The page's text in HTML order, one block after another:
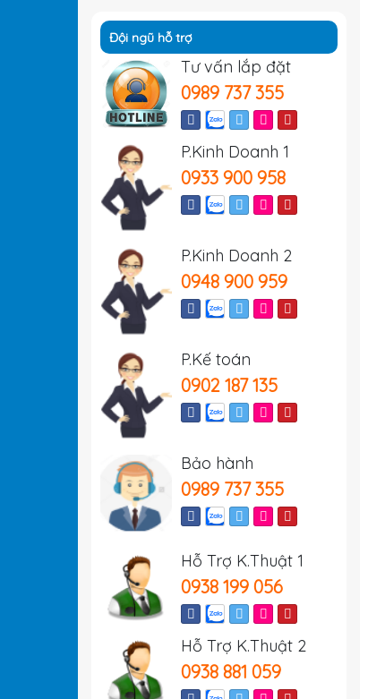
Đội ngũ hỗ trợ
Tư vấn lắp đặt
0989 737 355
P.Kinh Doanh 1
0933 900 958
P.Kinh Doanh 2
0948 900 959
P.Kế toán
0902 187 135
Bảo hành
0989 737 355
Hỗ Trợ K.Thuật 1
0938 199 056
Hỗ Trợ K.Thuật 2
0938 881 059